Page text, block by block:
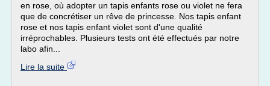
en rose, où adopter un tapis enfants rose ou violet ne fera
que de concrétiser un rêve de princesse. Nos tapis enfant
rose et nos tapis enfant violet sont d'une qualité
irréprochables. Plusieurs tests ont été effectués par notre
labo afin...
Lire la suite